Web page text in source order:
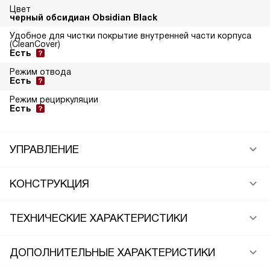
Цвет
черный обсидиан Obsidian Black
Удобное для чистки покрытие внутренней части корпуса
(CleanCover)
Есть
Режим отвода
Есть
Режим рециркуляции
Есть
УПРАВЛЕНИЕ
КОНСТРУКЦИЯ
ТЕХНИЧЕСКИЕ ХАРАКТЕРИСТИКИ
ДОПОЛНИТЕЛЬНЫЕ ХАРАКТЕРИСТИКИ